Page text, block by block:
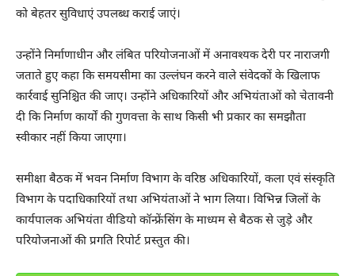
को बेहतर सुविधाएं उपलब्ध कराई जाएं।
उन्होंने निर्माणाधीन और लंबित परियोजनाओं में अनावश्यक देरी पर नाराजगी
जताते हुए कहा कि समयसीमा का उल्लंघन करने वाले संवेदकों के खिलाफ
कार्रवाई सुनिश्चित की जाए। उन्होंने अधिकारियों और अभियंताओं को चेतावनी
दी कि निर्माण कार्यों की गुणवत्ता के साथ किसी भी प्रकार का समझौता
स्वीकार नहीं किया जाएगा।
समीक्षा बैठक में भवन निर्माण विभाग के वरिष्ठ अधिकारियों, कला एवं संस्कृति
विभाग के पदाधिकारियों तथा अभियंताओं ने भाग लिया। विभिन्न जिलों के
कार्यपालक अभियंता वीडियो कॉन्फ्रेंसिंग के माध्यम से बैठक से जुड़े और
परियोजनाओं की प्रगति रिपोर्ट प्रस्तुत की।